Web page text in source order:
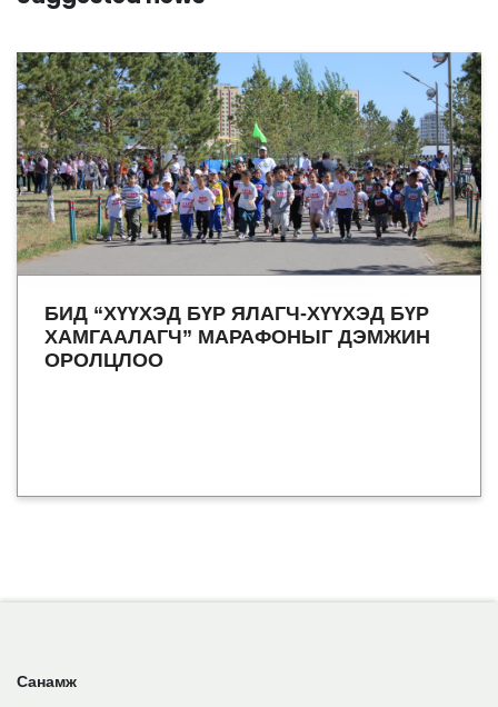
БИД “ХҮҮХЭД БҮР ЯЛАГЧ-ХҮҮХЭД БҮР
ХАМГААЛАГЧ” МАРАФОНЫГ ДЭМЖИН
ОРОЛЦЛОО
Санамж